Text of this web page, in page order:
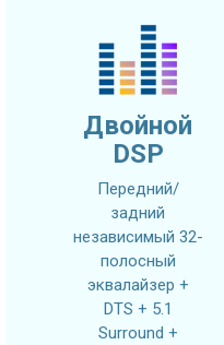
Двойной
DSP
Передний/
задний
независимый 32-
полосный
эквалайзер +
DTS + 5.1
Surround +